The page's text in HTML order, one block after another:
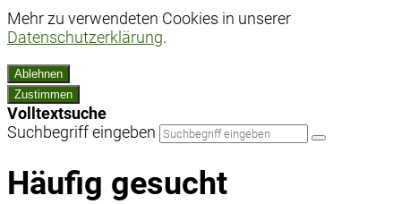
Mehr zu verwendeten Cookies in unserer
Datenschutzerklärung.
Ablehnen
Zustimmen
Volltextsuche
Suchbegriff eingeben
Häufig gesucht